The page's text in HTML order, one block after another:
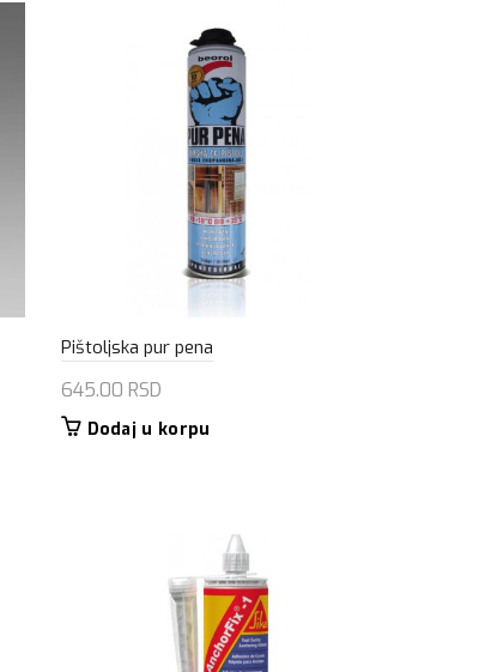
Pištoljska pur pena
645.00 RSD
Dodaj u korpu